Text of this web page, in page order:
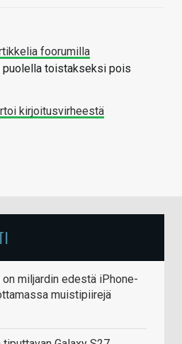
foorumilla
toistakseksi pois
kirjoitusvirheestä
miljardin edestä iPhone-
muistipiirejä